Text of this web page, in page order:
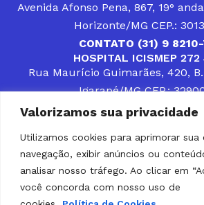
Valorizamos sua privacidade
Utilizamos cookies para aprimorar sua
navegação, exibir anúncios ou
analisar nosso tráfego. Ao clicar em
você concorda com nosso uso de
Avenida Afonso Pena, 867, 19°
Horizonte/MG CEP.:
CONTATO (31) 9
HOSPITAL ICISMEP 272
Rua Maurício Guimarães, 420,
Igarapé/MG CEP.:
CONTATOS (31) 3512-4400 ou
DESENVOLVER SOLUÇÕES,
PÚBLICOS QUE COMPLEMENTEM
POPULAÇÃO DA REGIÃO EM
PARCEIRO DOS MUNICÍPIOS
SOLUÇÃO DE DIFICULDADES
GESTORES MUNICIPAIS, É O
ICISMEP.